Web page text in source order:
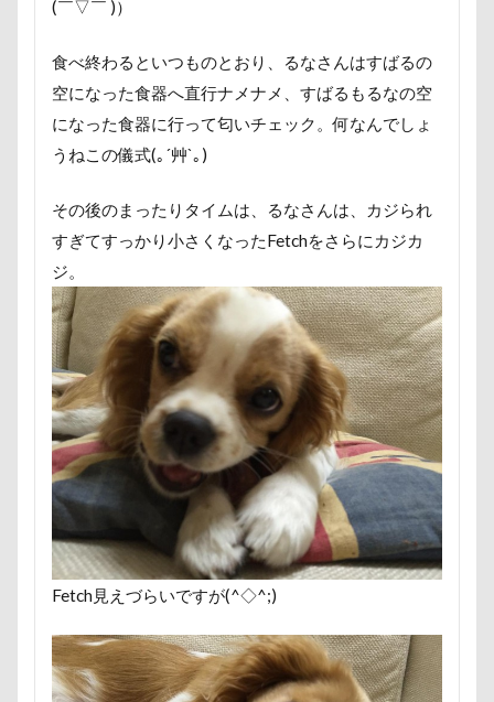
(￣▽￣ )）
食べ終わるといつものとおり、るなさんはすばるの
空になった食器へ直行ナメナメ、すばるもるなの空
になった食器に行って匂いチェック。何なんでしょ
うねこの儀式(｡´艸`｡)
その後のまったりタイムは、るなさんは、カジられ
すぎてすっかり小さくなったFetchをさらにカジカ
ジ。
Fetch見えづらいですが(^◇^;)
二等辺三角形
二度寝 予定
乳歯
九十九里浜
主張
同胎兄弟
ワンコ店内OK
寝相
寝床 寝坊助 富津市
富山県
富山湾
小布施町 富山市
富士見高原
富士見町
富士見公園
富士河口湖町
富士急ハイランド
富士吉田市
富士すばるランド
家宝
小布施ドッグラン
小春ちゃん
室内遊びレッスン
山梨県
巾着田
川越市 川口市 川
嵐山町
嵐山渓谷
島忠ホームズ 岳くん
岩畳
山梨市
小松菜 山北町
山中湖村
山中湖
山下公園 展望台
屋内ドッグラン
居酒屋
小谷流の里ドギーズアイランド
小芝風花
小矢部市 宮城県
名前の由来
土手 夕陽 夏対策
変顔
壁紙
壁 増税前 埼玉県
地震